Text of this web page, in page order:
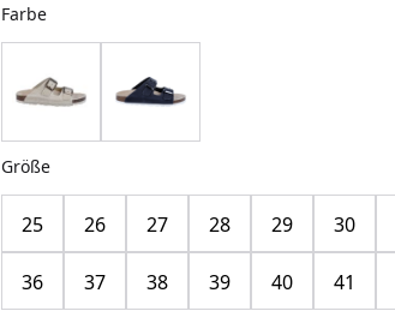
Farbe
Größe
25 26 27 28 29 30
36 37 38 39 40 41